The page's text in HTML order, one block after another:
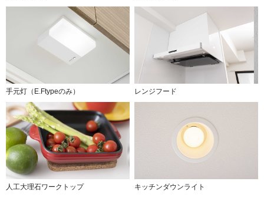
手元灯（E.Ftypeのみ） レンジフード
人工大理石ワークトップ キッチンダウンライト